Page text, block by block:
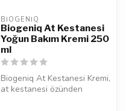
BIOGENIQ
Biogeniq At Kestanesi
Yoğun Bakım Kremi 250
ml
Biogeniq At Kestanesi Kremi,
at kestanesi özünden